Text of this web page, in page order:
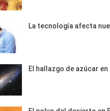
La tecnología afecta
El hallazgo de azúcar en